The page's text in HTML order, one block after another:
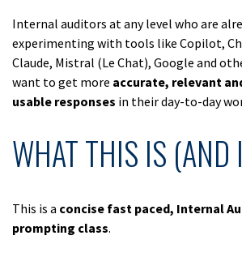
Internal auditors at any level who are
experimenting with tools like Copilot,
Claude, Mistral (Le Chat), Google and
want to get more accurate, relevant
usable responses in their day-to-day
WHAT THIS IS (AND
This is a concise fast paced, Internal
prompting class.